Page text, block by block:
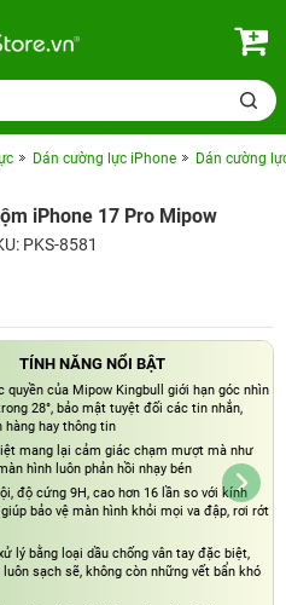
Dán cường lực iPhone Dán cường
iPhone 17 Pro Mipow
PKS-8581
TÍNH NĂNG NỔI BẬT
quyền của Mipow Kingbull giới hạn góc nhìn
28°, bảo mật tuyệt đối các tin nhắn,
hàng hay thông tin
mang lại cảm giác chạm mượt mà như
hình luôn phản hồi nhạy bén
độ cứng 9H, cao hơn 16 lần so với kính
bảo vệ màn hình khỏi mọi va đập, rơi rớt
lý bằng loại dầu chống vân tay đặc biệt,
sạch sẽ, không còn những vết bẩn khó